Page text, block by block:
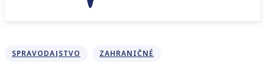
SPRAVODAJSTVO ZAHRANIČNÉ